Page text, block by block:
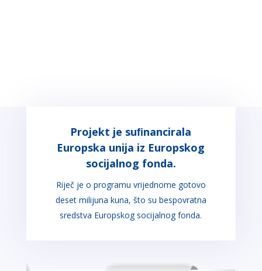
Projekt je suﬁnancirala
Europska unija iz Europskog
socijalnog fonda.
Riječ je o programu vrijednome gotovo
deset milijuna kuna, što su bespovratna
sredstva Europskog socijalnog fonda.